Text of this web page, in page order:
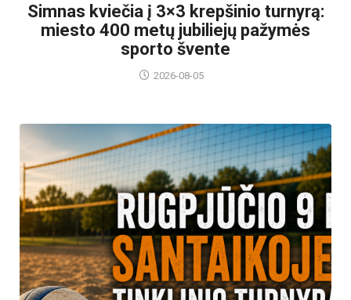
Simnas kviečia į 3×3 krepšinio turnyrą:
miesto 400 metų jubiliejų pažymės
sporto švente
2026-08-05